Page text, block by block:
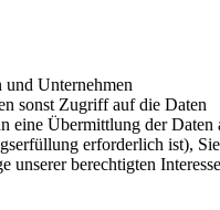
und Unternehmen
sonst Zugriff auf die Daten
eine Übermittlung der Daten
erforderlich ist), Sie
berechtigten